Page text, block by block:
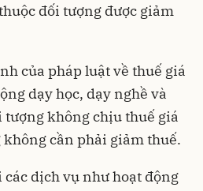
đối tượng được giảm
của pháp luật về thuế giá
dạy học, dạy nghề và
tượng không chịu thuế giá
cần phải giảm thuế.
các dịch vụ như hoạt động